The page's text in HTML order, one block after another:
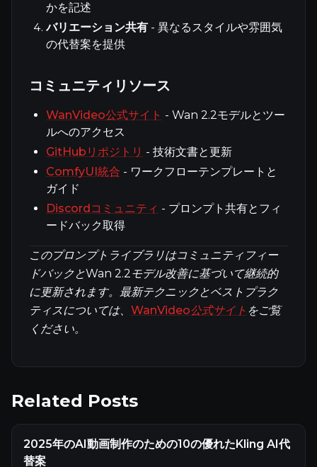
かを記述
バリエーション共有 - 異なるスタイルや雰囲気
の代替案を提供
コミュニティリソース
WanVideo公式サイト - Wan 2.2モデルとツー
ルへのアクセス
GitHubリポジトリ - 技術文書と更新
ComfyUI統合 - ワークフローテンプレートと
ガイド
Discordコミュニティ - プロンプト共有とフィ
ードバック取得
このプロンプトライブラリはコミュニティフィー
ドバックとWan 2.2モデル改善に基づいて継続的
に更新されます。最新テクニックとベストプラク
ティスについては、 WanVideo公式サイト をご覧
ください。
Related Posts
2025年のAI動画制作のための10の優れたKling AI代
替案